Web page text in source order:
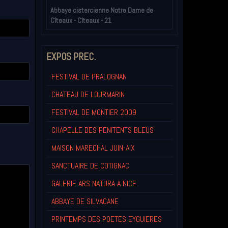
Abbaye cistercienne Notre Dame de
Cîteaux - Cîteaux - 21
EXPOS PREC.
FESTIVAL DE PRALOGNAN
CHATEAU DE LOURMARIN
FESTIVAL DE MONTIER 2009
CHAPELLE DES PENITENTS BLEUS
MAISON MARECHAL JUIN-AIX
SANCTUAIRE DE COTIGNAC
GALERIE ARS NATURA A NICE
ABBAYE DE SILVACANE
PRINTEMPS DES POETES EYGUIERES